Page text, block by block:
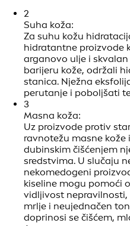
2
Suha koža:
Za suhu kožu
hidratantne proizvode
arganovo ulje i
barijeru kože, održali
stanica. Nježna
perutanje i poboljšati
3
Masna koža:
Uz proizvode protiv
ravnotežu masne
dubinskim čišćenjem
sredstvima. U slučaju
nekomedogeni
kiseline mogu pomoći
vidljivost
mrlje i neujednačen
doprinosi se čišćem,